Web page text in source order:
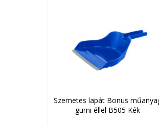
Szemetes lapát Bonus
gumi éllel B505 Kék